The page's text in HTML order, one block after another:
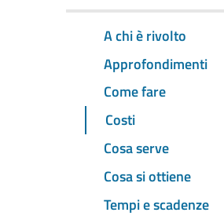
A chi è rivolto
Approfondimenti
Come fare
Costi
Cosa serve
Cosa si ottiene
Tempi e scadenze